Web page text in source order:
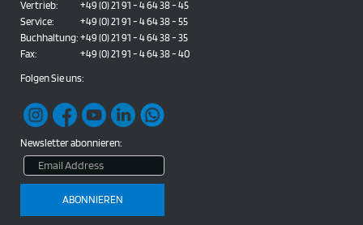
Vertrieb:
+49 (0) 21 91 - 4 64 38 - 45
Service:
+49 (0) 21 91 - 4 64 38 - 55
Buchhaltung: +49 (0) 21 91 - 4 64 38 - 35
Fax:
+49 (0) 21 91 - 4 64 38 - 40
Folgen Sie uns:
Newsletter abonnieren: